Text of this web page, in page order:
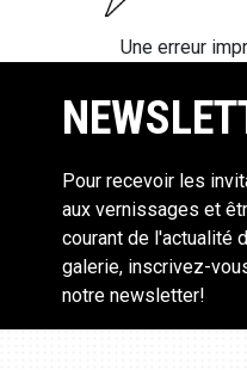
Une erreur
Pour recevoir les
aux vernissages et
courant de l'actualité
galerie, inscrivez-
notre newsletter!